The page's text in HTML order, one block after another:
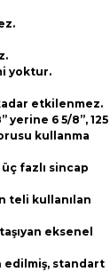
yoktur.
etkilenmez.
yerine 6 5/8”, 125
kullanma
üç fazlı sincap
teli kullanılan
eksenel
edilmiş, standart